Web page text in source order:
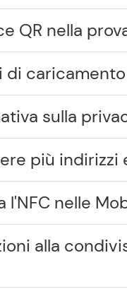
QR nella
di
sulla
più
l'NFC nelle
alla